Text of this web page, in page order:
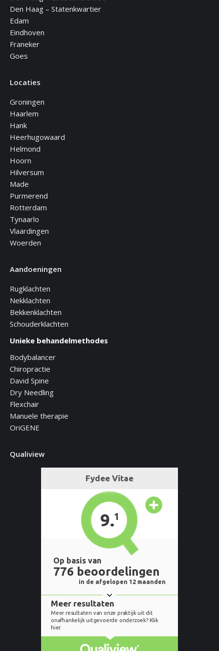
Den Haag – Statenkwartier
Edam
Eindhoven
Franeker
Goes
Locaties
Groningen
Haarlem
Hank
Heerhugowaard
Helmond
Hoorn
Hilversum
Made
Purmerend
Rotterdam
Tynaarlo
Vlaardingen
Woerden
Aandoeningen
Rugklachten
Nekklachten
Bekkenklachten
Schouderklachten
Unieke behandelmethodes
Bodybalancer
Chiropractie
David Spine
Dry Needling
Flexchair
Manuele therapie
OriGENE
Qualiview